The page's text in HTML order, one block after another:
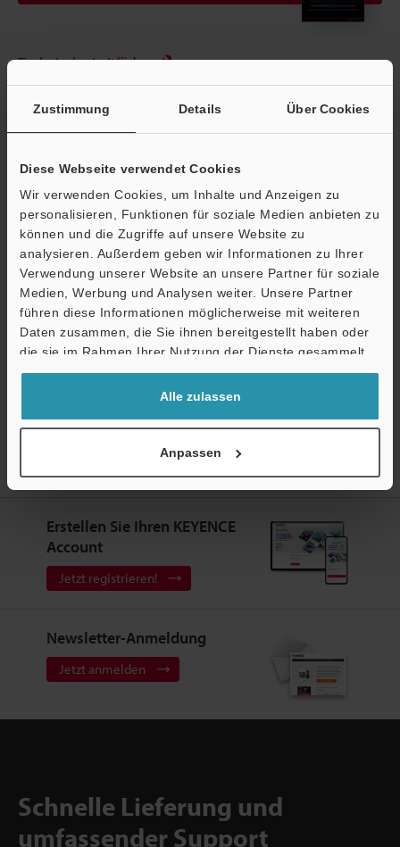
Zustimmung Details Über Cookies
Diese Webseite verwendet Cookies
Wir verwenden Cookies, um Inhalte und Anzeigen zu
personalisieren, Funktionen für soziale Medien anbieten zu
können und die Zugriffe auf unsere Website zu
analysieren. Außerdem geben wir Informationen zu Ihrer
Verwendung unserer Website an unsere Partner für soziale
Medien, Werbung und Analysen weiter. Unsere Partner
führen diese Informationen möglicherweise mit weiteren
Daten zusammen, die Sie ihnen bereitgestellt haben oder
die sie im Rahmen Ihrer Nutzung der Dienste gesammelt
haben.
Alle zulassen
Anpassen
Technische Leitfäden
CAD / CAE
Handbücher
Software
Fragen
Terminwunsch
Testgerät anfordern
Bildverarbeitungssysteme
High-Performance Bildverarbeitung mit
integrierter AI
Modelle Klemmleistensatz für Controller
Erstellen Sie Ihren KEYENCE
Account
Jetzt registrieren!
Newsletter-Anmeldung
Jetzt anmelden
Schnelle Lieferung und
umfassender Support
Support